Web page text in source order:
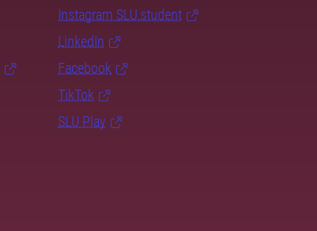
Instagram SLU.student
LinkedIn
Facebook
TikTok
SLU Play